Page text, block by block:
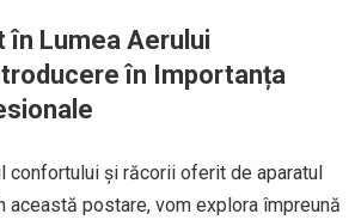
în Lumea Aerului
în Importanța
confortului și răcorii oferit de aparatul
această postare, vom explora împreună